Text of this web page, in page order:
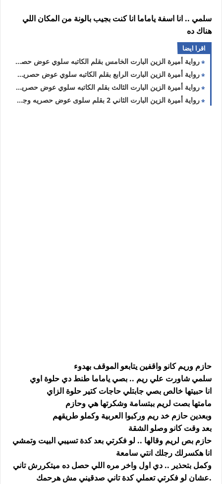
سلمي .. انا اسفة ياماما انا كنت بجيب بالونة من المكان اللي
هناك ده
اقرا ايضا
رواية أميرة الزين البارت الخامس بقلم الكاتبه سلوي عوض حصريه وجديده
رواية أميرة الزين البارت الرابع بقلم الكاتبه سلوي عوض حصريه وجديده
رواية أميرة الزين البارت الثالث بقلم الكاتبه سلوي عوض حصريه وجديده
رواية أميرة الزين البارت الثاني 2 بقلم سلوى عوض حصريه وجديده
حازم وريم كانو واقفين يتابعو الموقف بهدوء
سلمي شاورت علي ريم .. بصي ياماما طنط دي حلوة اوي
انا حبيتها خالص بصي جابتلي حاجات كتير حلوة الزاي
مامتها بصت لريم ببتسامة وشكرتها هي وحازم
وبعدين حازم خد ريم وركبوا العربية وكملو طريقهم
بعد وقت كانو وصلو الشقة
حازم بص لريم وقالها .. لو فكرتي بعد كدة تسيبي البيت وتمشي
انا هكسرلك رجلك انتي سامعة
وكمل بتحذير .. دي اول واخر مره اللي حصل ده ميتكررش تاني
.عشان لو فكرتي تعملي كدة تاني صدقيني مش هرحمك